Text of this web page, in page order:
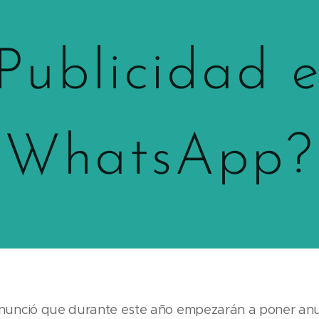
WhatsApp?
que durante este año empezarán a poner